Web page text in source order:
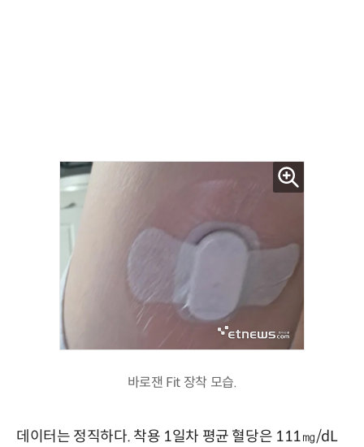
바로잰 Fit 장착 모습.
데이터는 정직하다. 착용 1일차 평균 혈당은 111㎎/dL